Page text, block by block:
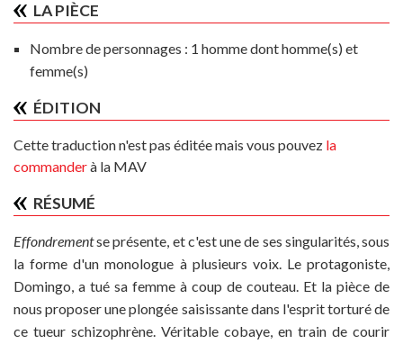
LA PIÈCE
Nombre de personnages : 1 homme dont homme(s) et
femme(s)
ÉDITION
Cette traduction n'est pas éditée mais vous pouvez la
commanderà la MAV
RÉSUMÉ
Effondrementse présente, et c'est une de ses singularités, sous
la forme d'un monologue à plusieurs voix. Le protagoniste,
Domingo, a tué sa femme à coup de couteau. Et la pièce de
nous proposer une plongée saisissante dans l'esprit torturé de
ce tueur schizophrène. Véritable cobaye, en train de courir